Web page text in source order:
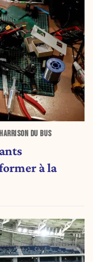
DU BUS
à la